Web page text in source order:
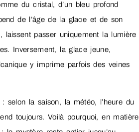
du cristal, d’un bleu profond
de l’âge de la glace et de son
laissent passer uniquement la lumière
Inversement, la glace jeune,
y imprime parfois des veines
selon la saison, la météo, l’heure du
toujours. Voilà pourquoi, en matière